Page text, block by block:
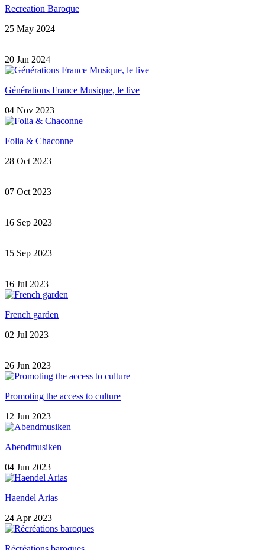
Recreation Baroque
25 May 2024
20 Jan 2024
Générations France Musique, le live
04 Nov 2023
Folia & Chaconne
28 Oct 2023
07 Oct 2023
16 Sep 2023
15 Sep 2023
16 Jul 2023
French garden
02 Jul 2023
26 Jun 2023
Promoting the access to culture
12 Jun 2023
Abendmusiken
04 Jun 2023
Haendel Arias
24 Apr 2023